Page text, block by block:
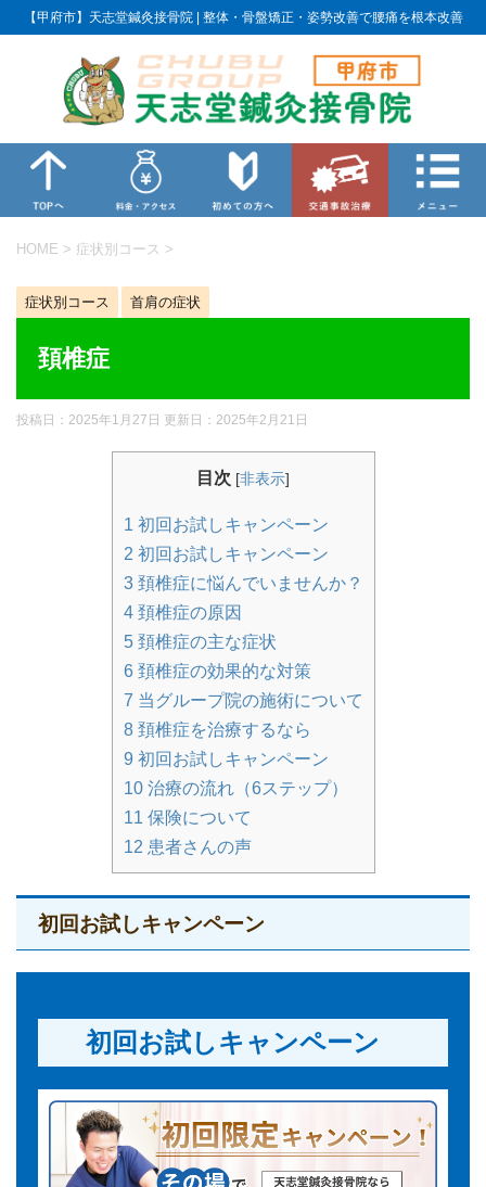
【甲府市】天志堂鍼灸接骨院 | 整体・骨盤矯正・姿勢改善で腰痛を根本改善
HOME > 症状別コース >
症状別コース 首肩の症状
頚椎症
投稿日：2025年1月27日 更新日： 2025年2月21日
目次 [非表示]
1 初回お試しキャンペーン
2 初回お試しキャンペーン
3頚椎症に悩んでいませんか？
4頚椎症の原因
5頚椎症の主な症状
6頚椎症の効果的な対策
7 当グループ院の施術について
8頚椎症を治療するなら
9 初回お試しキャンペーン
10治療の流れ（6ステップ）
11 保険について
12 患者さんの声
初回お試しキャンペーン
初回お試しキャンペーン